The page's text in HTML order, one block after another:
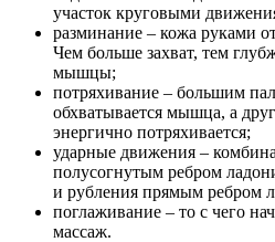
участок круговыми
разминание – кожа руками
Чем больше захват, тем
мышцы;
потряхивание – большим
обхватывается мышца, а
энергично потряхивается;
ударные движения –
полусогнутым ребром
и рубления прямым ребром
поглаживание – то с чего
массаж.